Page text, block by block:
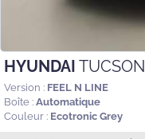
HYUNDAI TUCSON
Version : FEEL N LINE
Boîte : Automatique
Couleur : Ecotronic Grey